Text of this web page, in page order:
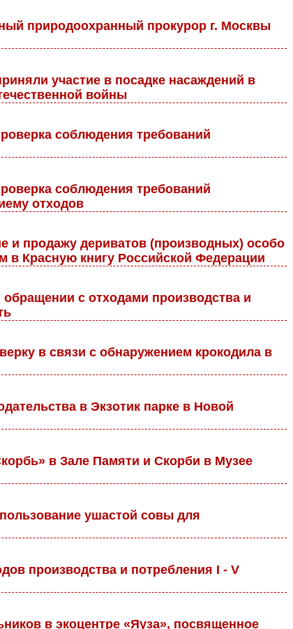
природоохранный прокурор г. Москвы
участие в посадке насаждений в
войны
соблюдения требований
соблюдения требований
отходов
и продажу дериватов (производных) особо
в Красную книгу Российской Федерации
с отходами производства и
в связи с обнаружением крокодила в
в Экзотик парке в Новой
в Зале Памяти и Скорби в Музее
ушастой совы для
производства и потребления I - V
в экоцентре «Яуза», посвященное